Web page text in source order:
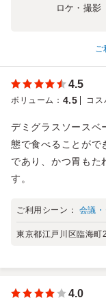
ロケ・撮影
4.5
ボリューム ： 4.5 コス
デミグラスソースベ
態で食べることがで
であり、かつ胃もた
す。
ご利用シーン： 会議
東京都江戸川区臨海町
4.0